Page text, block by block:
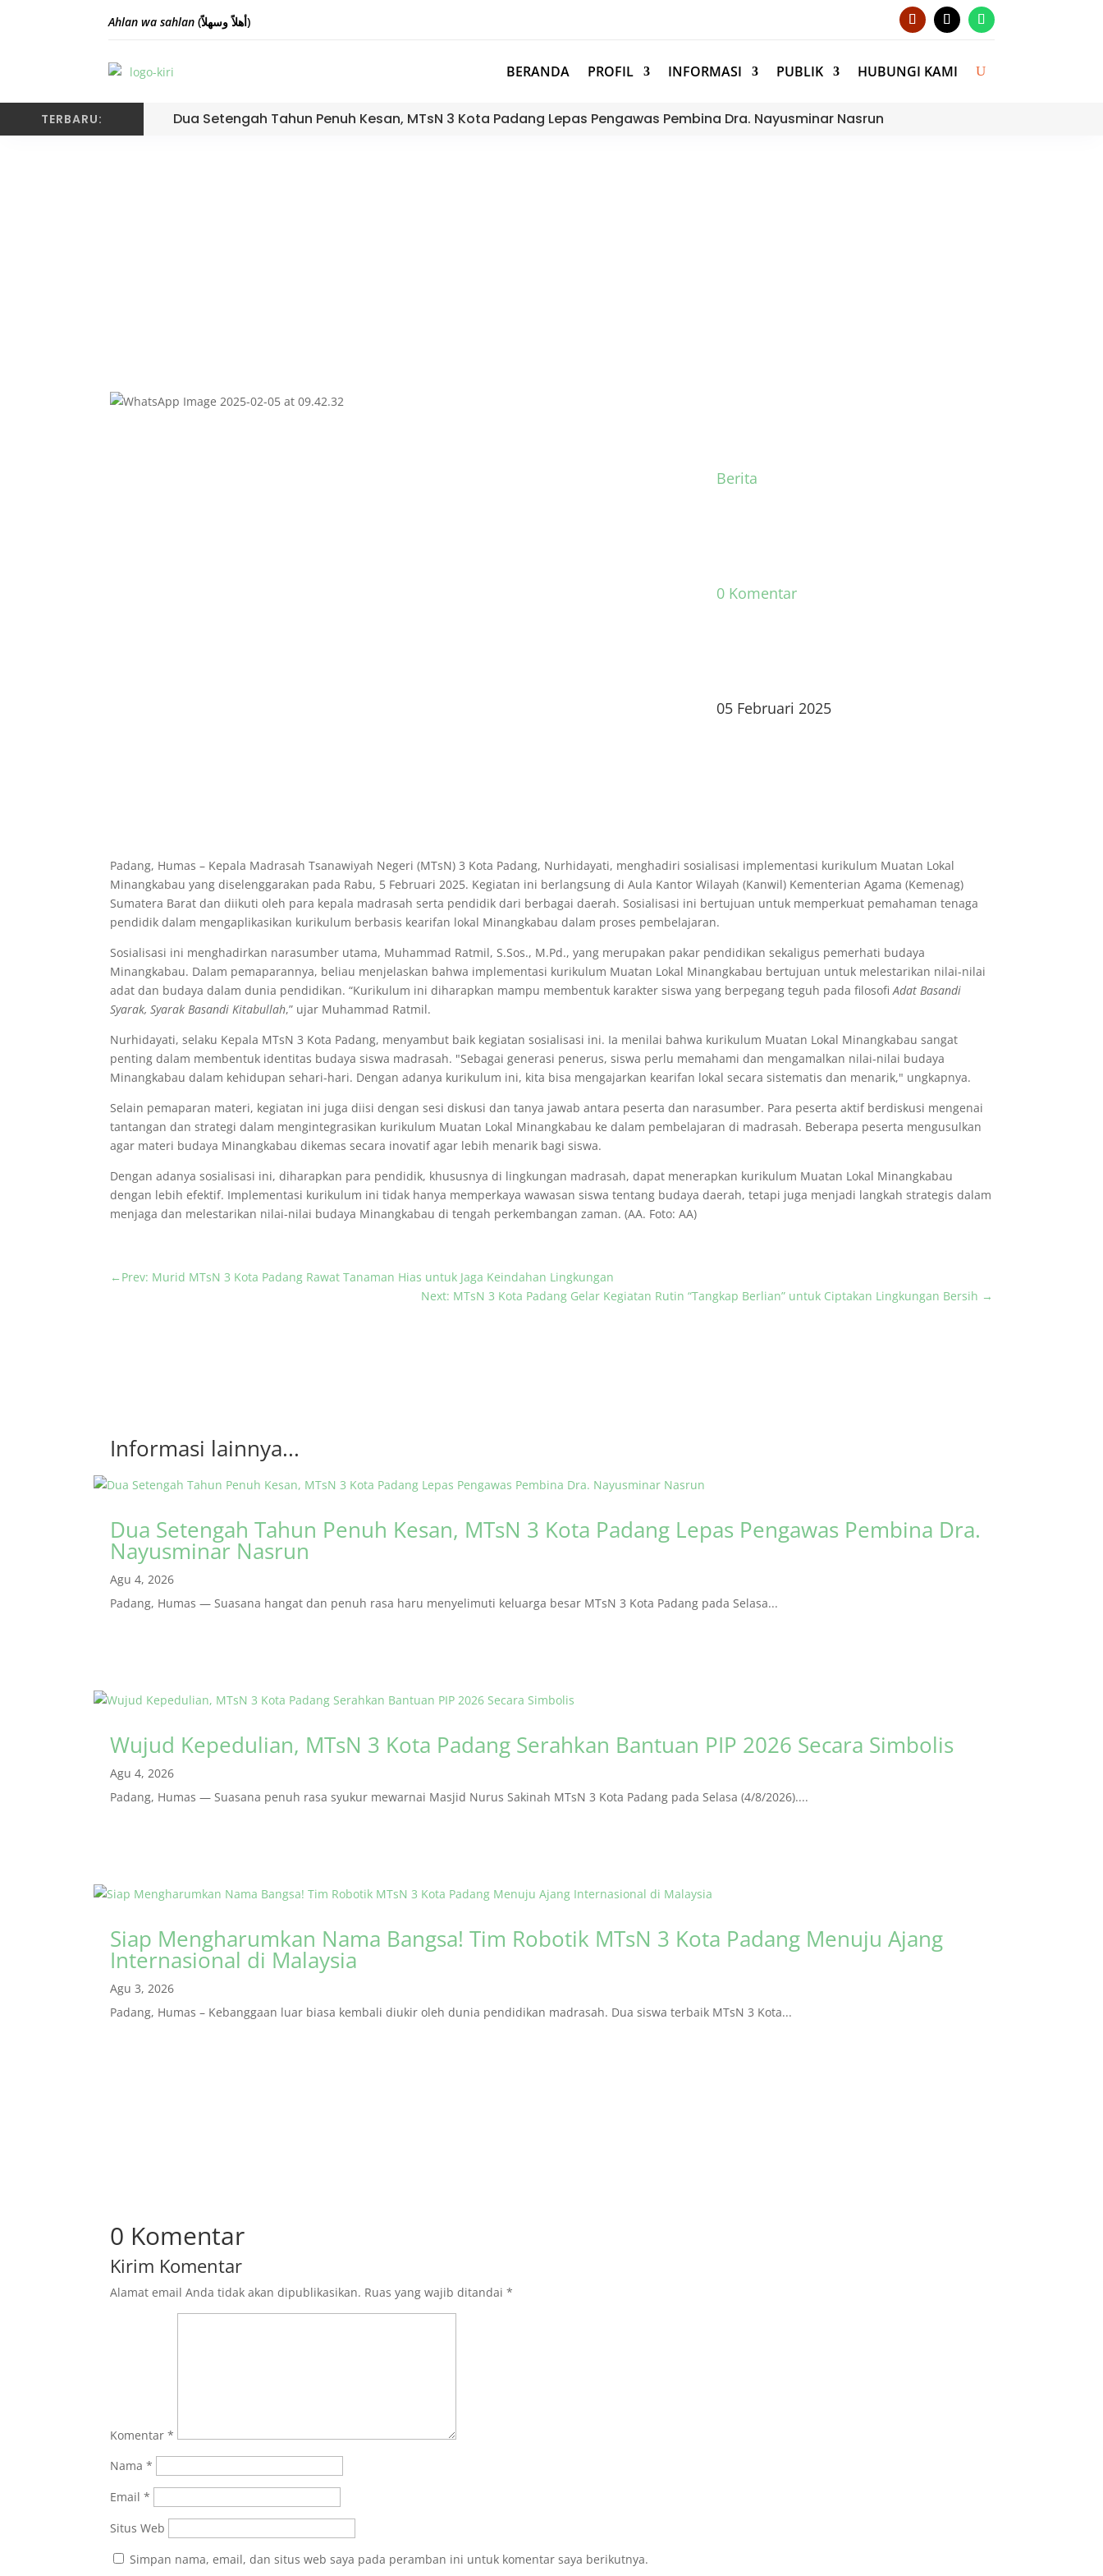
Ahlan wa sahlan (أهلاً وسهلاً)
BERANDA PROFIL INFORMASI PUBLIK HUBUNGI KAMI
TERBARU: Dua Setengah Tahun Penuh Kesan, MTsN 3 Kota Padang Lepas Pengawas Pembina Dra. Nayusminar Nasrun
Berita
0 Komentar
05 Februari 2025
Padang, Humas – Kepala Madrasah Tsanawiyah Negeri (MTsN) 3 Kota Padang, Nurhidayati, menghadiri sosialisasi implementasi kurikulum Muatan Lokal
Minangkabau yang diselenggarakan pada Rabu, 5 Februari 2025. Kegiatan ini berlangsung di Aula Kantor Wilayah (Kanwil) Kementerian Agama (Kemenag)
Sumatera Barat dan diikuti oleh para kepala madrasah serta pendidik dari berbagai daerah. Sosialisasi ini bertujuan untuk memperkuat pemahaman tenaga
pendidik dalam mengaplikasikan kurikulum berbasis kearifan lokal Minangkabau dalam proses pembelajaran.
Sosialisasi ini menghadirkan narasumber utama, Muhammad Ratmil, S.Sos., M.Pd., yang merupakan pakar pendidikan sekaligus pemerhati budaya
Minangkabau. Dalam pemaparannya, beliau menjelaskan bahwa implementasi kurikulum Muatan Lokal Minangkabau bertujuan untuk melestarikan nilai-nilai
adat dan budaya dalam dunia pendidikan. “Kurikulum ini diharapkan mampu membentuk karakter siswa yang berpegang teguh pada filosofiAdat Basandi
Syarak, Syarak Basandi Kitabullah,” ujar Muhammad Ratmil.
Nurhidayati, selaku Kepala MTsN 3 Kota Padang, menyambut baik kegiatan sosialisasi ini. Ia menilai bahwa kurikulum Muatan Lokal Minangkabau sangat
penting dalam membentuk identitas budaya siswa madrasah. "Sebagai generasi penerus, siswa perlu memahami dan mengamalkan nilai-nilai budaya
Minangkabau dalam kehidupan sehari-hari. Dengan adanya kurikulum ini, kita bisa mengajarkan kearifan lokal secara sistematis dan menarik," ungkapnya.
Selain pemaparan materi, kegiatan ini juga diisi dengan sesi diskusi dan tanya jawab antara peserta dan narasumber. Para peserta aktif berdiskusi mengenai
tantangan dan strategi dalam mengintegrasikan kurikulum Muatan Lokal Minangkabau ke dalam pembelajaran di madrasah. Beberapa peserta mengusulkan
agar materi budaya Minangkabau dikemas secara inovatif agar lebih menarik bagi siswa.
Dengan adanya sosialisasi ini, diharapkan para pendidik, khususnya di lingkungan madrasah, dapat menerapkan kurikulum Muatan Lokal Minangkabau
dengan lebih efektif. Implementasi kurikulum ini tidak hanya memperkaya wawasan siswa tentang budaya daerah, tetapi juga menjadi langkah strategis dalam
menjaga dan melestarikan nilai-nilai budaya Minangkabau di tengah perkembangan zaman. (AA. Foto: AA)
← Prev: Murid MTsN 3 Kota Padang Rawat Tanaman Hias untuk Jaga Keindahan Lingkungan
Next: MTsN 3 Kota Padang Gelar Kegiatan Rutin “Tangkap Berlian” untuk Ciptakan Lingkungan Bersih →
Informasi lainnya...
Dua Setengah Tahun Penuh Kesan, MTsN 3 Kota Padang Lepas Pengawas Pembina Dra.
Nayusminar Nasrun
Agu 4, 2026
Padang, Humas — Suasana hangat dan penuh rasa haru menyelimuti keluarga besar MTsN 3 Kota Padang pada Selasa...
Wujud Kepedulian, MTsN 3 Kota Padang Serahkan Bantuan PIP 2026 Secara Simbolis
Agu 4, 2026
Padang, Humas — Suasana penuh rasa syukur mewarnai Masjid Nurus Sakinah MTsN 3 Kota Padang pada Selasa (4/8/2026)....
Siap Mengharumkan Nama Bangsa! Tim Robotik MTsN 3 Kota Padang Menuju Ajang
Internasional di Malaysia
Agu 3, 2026
Padang, Humas – Kebanggaan luar biasa kembali diukir oleh dunia pendidikan madrasah. Dua siswa terbaik MTsN 3 Kota...
0 Komentar
Kirim Komentar
Alamat email Anda tidak akan dipublikasikan. Ruas yang wajib ditandai*
Komentar*
Nama*
Email*
Situs Web
Simpan nama, email, dan situs web saya pada peramban ini untuk komentar saya berikutnya.